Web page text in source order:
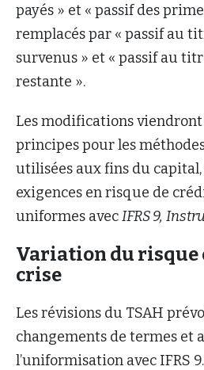
payés » et « passif des
remplacés par « passif au
survenus » et « passif au
restante ».
Les modifications
principes pour les
utilisées aux fins du
exigences en risque de
uniformes avecIFRS 9,
Variation du risque
crise
Les révisions du TSAH
changements de termes et
l’uniformisation avec IFRS